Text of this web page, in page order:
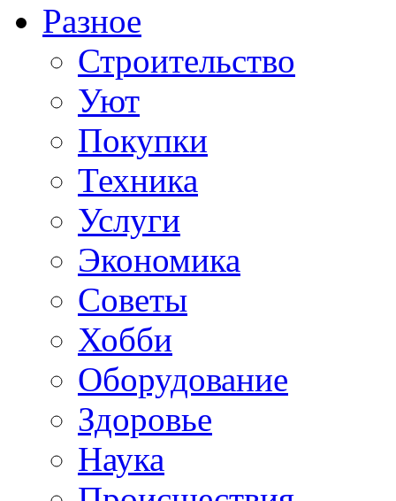
Разное
Строительство
Уют
Покупки
Техника
Услуги
Экономика
Советы
Хобби
Oборудование
Здоровье
Наука